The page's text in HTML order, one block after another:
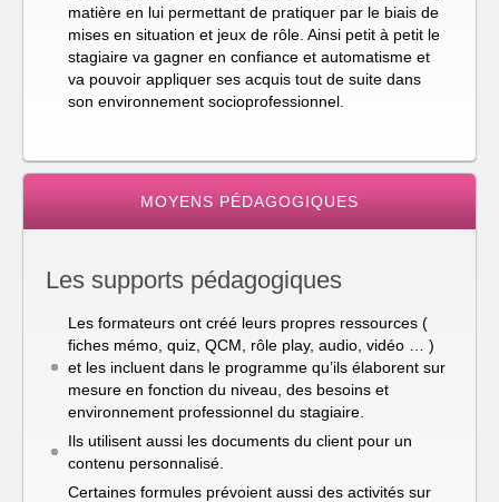
matière en lui permettant de pratiquer par le biais de
mises en situation et jeux de rôle. Ainsi petit à petit le
stagiaire va gagner en confiance et automatisme et
va pouvoir appliquer ses acquis tout de suite dans
son environnement socioprofessionnel.
MOYENS PÉDAGOGIQUES
Les supports pédagogiques
Les formateurs ont créé leurs propres ressources (
fiches mémo, quiz, QCM, rôle play, audio, vidéo … )
et les incluent dans le programme qu’ils élaborent sur
mesure en fonction du niveau, des besoins et
environnement professionnel du stagiaire.
Ils utilisent aussi les documents du client pour un
contenu personnalisé.
Certaines formules prévoient aussi des activités sur